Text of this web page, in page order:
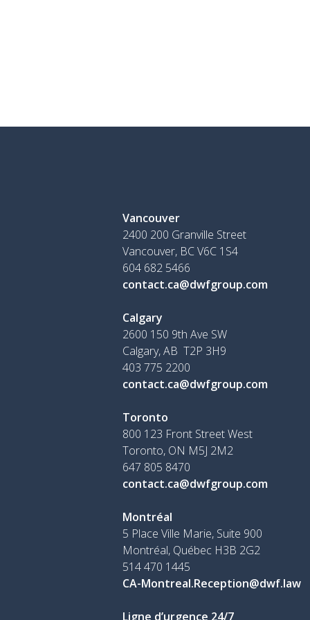
Vancouver
2400 200 Granville Street
Vancouver, BC V6C 1S4
604 682 5466
contact.ca@dwfgroup.com
Calgary
2600 150 9th Ave SW
Calgary, AB T2P 3H9
403 775 2200
contact.ca@dwfgroup.com
Toronto
800 123 Front Street West
Toronto, ON M5J 2M2
647 805 8470
contact.ca@dwfgroup.com
Montréal
5 Place Ville Marie, Suite 900
Montréal, Québec H3B 2G2
514 470 1445
CA-Montreal.Reception@dwf.law
Ligne d’urgence 24/7